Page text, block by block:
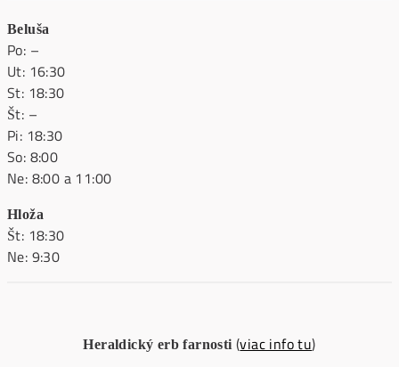
Beluša
Po: –
Ut: 16:30
St: 18:30
Št: –
Pi: 18:30
So: 8:00
Ne: 8:00 a 11:00
Hloža
Št: 18:30
Ne: 9:30
Heraldický erb farnosti(viac info tu)